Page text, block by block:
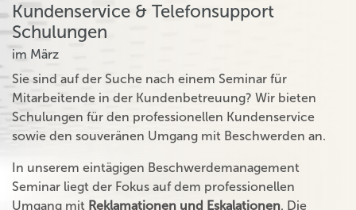
Kundenservice & Telefonsupport
Schulungen
im März
Sie sind auf der Suche nach einem Seminar für
Mitarbeitende in der Kundenbetreuung? Wir bieten
Schulungen für den professionellen Kundenservice
sowie den souveränen Umgang mit Beschwerden an.
In unserem eintägigen Beschwerdemanagement
Seminar liegt der Fokus auf dem professionellen
Umgang mit Reklamationen und Eskalationen. Die